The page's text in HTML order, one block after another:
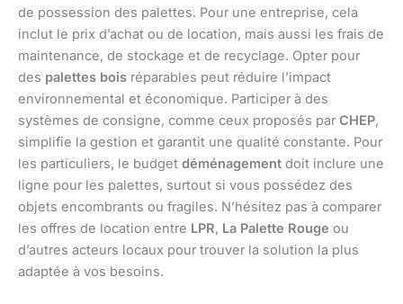
de possession des palettes. Pour une entreprise, cela
inclut le prix d’achat ou de location, mais aussi les frais de
maintenance, de stockage et de recyclage. Opter pour
des palettes bois réparables peut réduire l’impact
environnemental et économique. Participer à des
systèmes de consigne, comme ceux proposés par CHEP,
simplifie la gestion et garantit une qualité constante. Pour
les particuliers, le budget déménagement doit inclure une
ligne pour les palettes, surtout si vous possédez des
objets encombrants ou fragiles. N’hésitez pas à comparer
les offres de location entre LPR, La Palette Rouge ou
d’autres acteurs locaux pour trouver la solution la plus
adaptée à vos besoins.